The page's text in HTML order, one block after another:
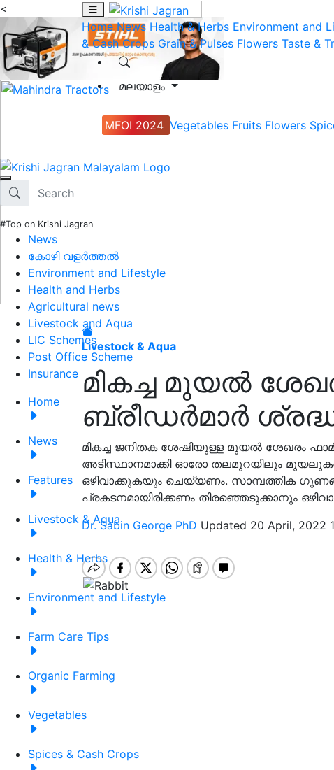
<
Home News Health & Herbs Environment and
& Cash Crops Grain & Pulses Flowers Taste &
മലയാളം
MFOI 2024 Vegetables Fruits Flowers
#Top on Krishi Jagran
News
കോഴി വളർത്തൽ
Environment and Lifestyle
Health and Herbs
Agricultural news
Livestock and Aqua
LIC Schemes
Post Office Scheme
Insurance
Home
News
Features
Livestock & Aqua
Health & Herbs
Environment and Lifestyle
Farm Care Tips
Organic Farming
Vegetables
Spices & Cash Crops
Livestock & Aqua
മികച്ച മുയൽ
ബ്രീഡർമാർ
മികച്ച ജനിതക ശേഷിയുള്ള മുയൽ ശേഖരം
അടിസ്ഥാനമാക്കി ഓരോ തലമുറയിലും
ഒഴിവാക്കുകയും ചെയ്യണം. സാമ്പത്തിക
പ്രകടനമായിരിക്കണം തിരഞ്ഞെടുക്കാനും
Dr. Sabin George PhD Updated 20 April, 2022